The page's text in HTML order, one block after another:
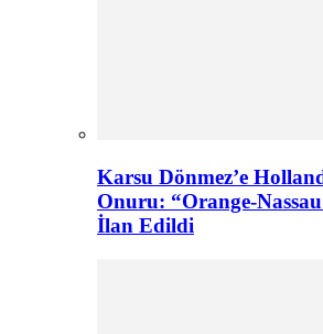
Karsu Dönmez’e
Onuru: “Orange-
İlan Edildi